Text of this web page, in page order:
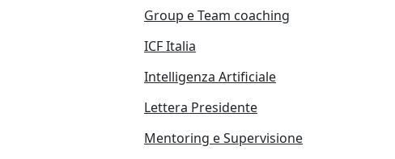
Group e Team coaching
ICF Italia
Intelligenza Artificiale
Lettera Presidente
Mentoring e Supervisione